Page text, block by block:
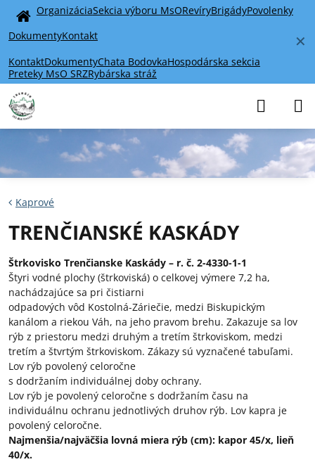
✕
Home
OrganizáciaSekcia výboru MsORevíryBrigádyPovolenky
DokumentyKontakt
KontaktDokumentyChata BodovkaHospodárska sekcia
Preteky MsO SRZRybárska stráž
Kaprové
TRENČIANSKÉ KASKÁDY
Štrkovisko Trenčianske Kaskády – r. č. 2-4330-1-1
Štyri vodné plochy (štrkoviská) o celkovej výmere 7,2 ha,
nachádzajúce sa pri čistiarni
odpadových vôd Kostolná-Záriečie, medzi Biskupickým
kanálom a riekou Váh, na jeho pravom brehu. Zakazuje sa lov
rýb z priestoru medzi druhým a tretím štrkoviskom, medzi
tretím a štvrtým štrkoviskom. Zákazy sú vyznačené tabuľami.
Lov rýb povolený celoročne
s dodržaním individuálnej doby ochrany.
Lov rýb je povolený celoročne s dodržaním času na
individuálnu ochranu jednotlivých druhov rýb. Lov kapra je
povolený celoročne.
Najmenšia/najväčšia lovná miera rýb (cm): kapor 45/x, lieň
40/x.